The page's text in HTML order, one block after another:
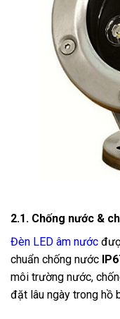
2.1. Chống nước &
Đèn LED âm nước
chuẩn chống nước
môi trường nước,
đặt lâu ngày trong hồ